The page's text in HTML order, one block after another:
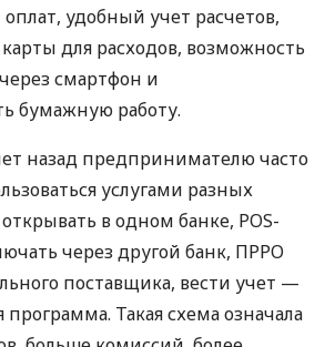
удобный учет расчетов,
для расходов, возможность
смартфон и
бумажную работу.
назад предпринимателю часто
услугами разных
в одном банке, POS-
через другой банк, ПРРО
поставщика, вести учет —
Такая схема означала